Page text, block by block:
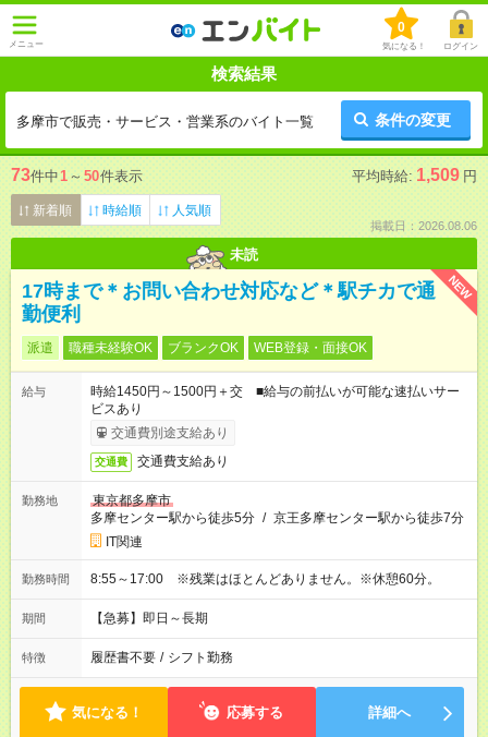
メニュー
0
気になる！ ログイン
検索結果
多摩市で販売・サービス・営業系のバイト一覧 条件の変更
73件中1 ～ 50件表示 平均時給: 1,509 円
新着順 時給順 人気順
掲載日：2026.08.06
未読
NEW
17時まで＊お問い合わせ対応など＊駅チカで通
勤便利
派遣 職種未経験OK ブランクOK WEB登録・面接OK
給与
時給1450円～1500円＋交 ■給与の前払いが可能な速払いサー
ビスあり
交通費別途支給あり
交通費 交通費支給あり
勤務地
東京都多摩市
多摩センター駅から徒歩5分 / 京王多摩センター駅から徒歩7分
IT関連
勤務時間 8:55～17:00 ※残業はほとんどありません。※休憩60分。
期間 【急募】即日～長期
特徴 履歴書不要 / シフト勤務
気になる！ 応募する 詳細へ